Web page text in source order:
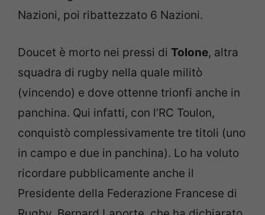
Nazioni, poi ribattezzato 6 Nazioni.
Doucet è morto nei pressi di Tolone, altra
squadra di rugby nella quale militò
(vincendo) e dove ottenne trionfi anche in
panchina. Qui infatti, con l’RC Toulon,
conquistò complessivamente tre titoli (uno
in campo e due in panchina). Lo ha voluto
ricordare pubblicamente anche il
Presidente della Federazione Francese di